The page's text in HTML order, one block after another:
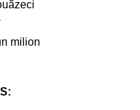
milion